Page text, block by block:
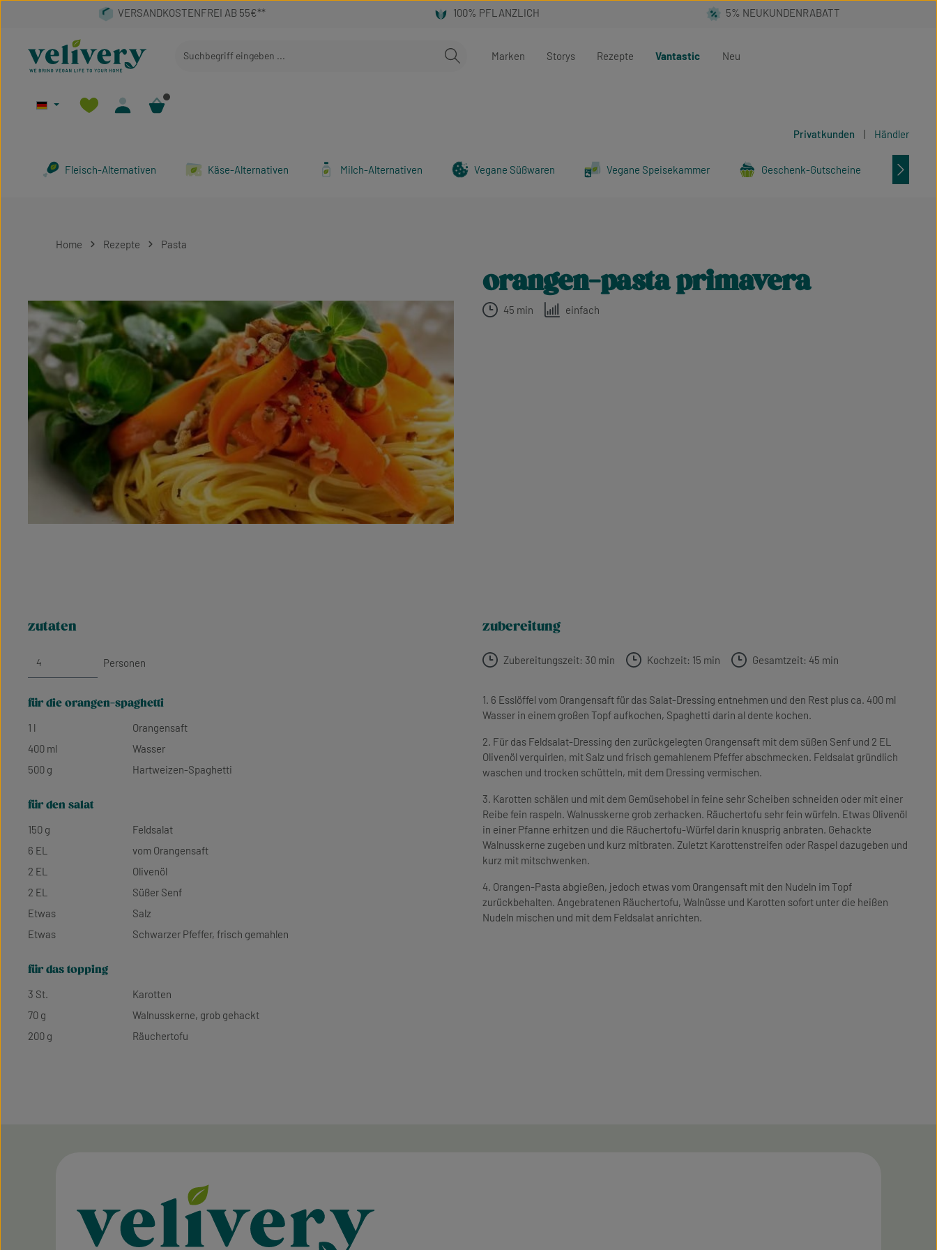
Hauptinhalt springen
Zur Suche springen
Zur Hauptnavigation springen
Marken
Storys Rezepte Vantastic Neu
Privatkunden | Händler
Fleisch-Alternativen Käse-Alternativen Milch-Alternativen Vegane Süßwaren Vegane Speisekammer Geschenk-Gutscheine
Home Rezepte Pasta
orangen-pasta primavera
45 min einfach
zutaten
Personen
für die orangen-spaghetti
1 l
Orangensaft
400 ml
Wasser
500 g
Hartweizen-Spaghetti
für den salat
150 g
Feldsalat
6 EL
vom Orangensaft
2 EL
Olivenöl
2 EL
Süßer Senf
Etwas
Salz
Etwas
Schwarzer Pfeffer, frisch gemahlen
für das topping
3 St.
Karotten
70 g
Walnusskerne, grob gehackt
200 g
Räuchertofu
zubereitung
Zubereitungszeit: 30 min Kochzeit: 15 min Gesamtzeit: 45 min
1. 6 Esslöffel vom Orangensaft für das Salat-Dressing entnehmen und den Rest plus ca. 400 ml
Wasser in einem großen Topf aufkochen, Spaghetti darin al dente kochen.
2. Für das Feldsalat-Dressing den zurückgelegten Orangensaft mit dem süßen Senf und 2 EL
Olivenöl verquirlen, mit Salz und frisch gemahlenem Pfeffer abschmecken. Feldsalat gründlich
waschen und trocken schütteln, mit dem Dressing vermischen.
3. Karotten schälen und mit dem Gemüsehobel in feine sehr Scheiben schneiden oder mit einer
Reibe fein raspeln. Walnusskerne grob zerhacken. Räuchertofu sehr fein würfeln. Etwas Olivenöl
in einer Pfanne erhitzen und die Räuchertofu-Würfel darin knusprig anbraten. Gehackte
Walnusskerne zugeben und kurz mitbraten. Zuletzt Karottenstreifen oder Raspel dazugeben und
kurz mit mitschwenken.
4. Orangen-Pasta abgießen, jedoch etwas vom Orangensaft mit den Nudeln im Topf
zurückbehalten. Angebratenen Räuchertofu, Walnüsse und Karotten sofort unter die heißen
Nudeln mischen und mit dem Feldsalat anrichten.